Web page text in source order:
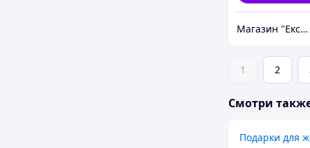
Магазин "Ексклюзив"
1 2
Смотри
Подарки для